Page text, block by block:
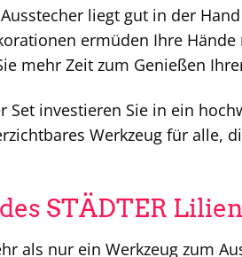
liegt gut in der
ermüden Ihre
mehr Zeit zum Genießen
Set investieren Sie in ein
Werkzeug für alle,
STÄDTER
als nur ein Werkzeug zum